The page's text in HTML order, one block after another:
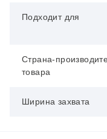
Подходит для
Страна-
товара
Ширина захвата